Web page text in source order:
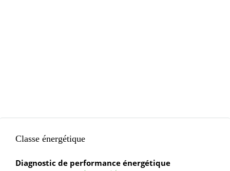
Classe énergétique
Diagnostic de performance énergétique